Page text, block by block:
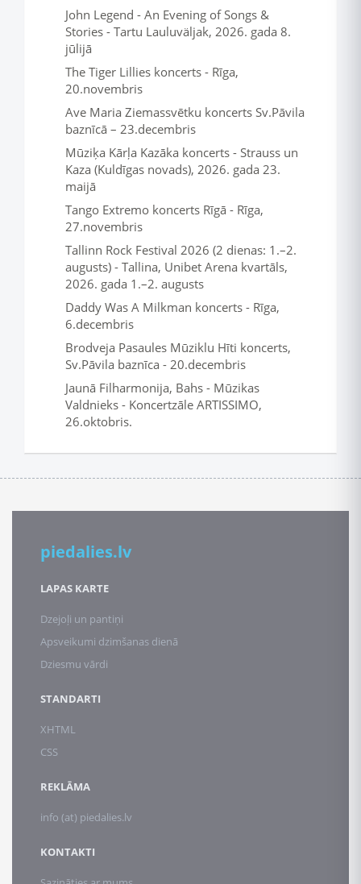
John Legend - An Evening of Songs &
Stories - Tartu Lauluväljak, 2026. gada 8.
jūlijā
The Tiger Lillies koncerts - Rīga,
20.novembris
Ave Maria Ziemassvētku koncerts Sv.Pāvila
baznīcā – 23.decembris
Mūziķa Kārļa Kazāka koncerts - Strauss un
Kaza (Kuldīgas novads), 2026. gada 23.
maijā
Tango Extremo koncerts Rīgā - Rīga,
27.novembris
Tallinn Rock Festival 2026 (2 dienas: 1.–2.
augusts) - Tallina, Unibet Arena kvartāls,
2026. gada 1.–2. augusts
Daddy Was A Milkman koncerts - Rīga,
6.decembris
Brodveja Pasaules Mūziklu Hīti koncerts,
Sv.Pāvila baznīca - 20.decembris
Jaunā Filharmonija, Bahs - Mūzikas
Valdnieks - Koncertzāle ARTISSIMO,
26.oktobris.
piedalies.lv
LAPAS KARTE
Dzejoļi un pantiņi
Apsveikumi dzimšanas dienā
Dziesmu vārdi
STANDARTI
XHTML
CSS
REKLĀMA
info (at) piedalies.lv
KONTAKTI